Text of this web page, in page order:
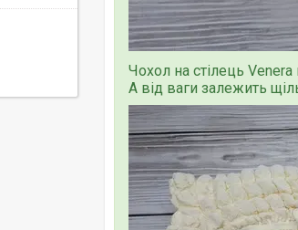
Чохол на стілець
А від ваги залежить